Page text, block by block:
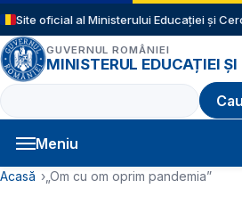
Sari la conținutul principal
Site oficial al Ministerului Educației și
GUVERNUL ROMÂNIEI
MINISTERUL EDUCAȚIEI ȘI
Caută
Meniu
Navigație principală
Cale de navigare
Acasă „Om cu om oprim pandemia”